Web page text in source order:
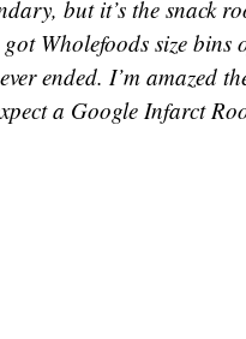
but it’s the snack
Wholefoods size
ended. I’m amazed
a Google Infarct